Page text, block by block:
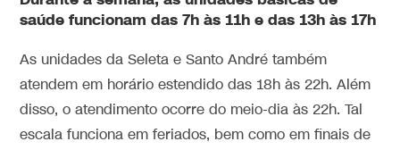
saúde funcionam das 7h às 11h e das 13h às 17h
As unidades da Seleta e Santo André também
atendem em horário estendido das 18h às 22h. Além
disso, o atendimento ocorre do meio-dia às 22h. Tal
escala funciona em feriados, bem como em finais de